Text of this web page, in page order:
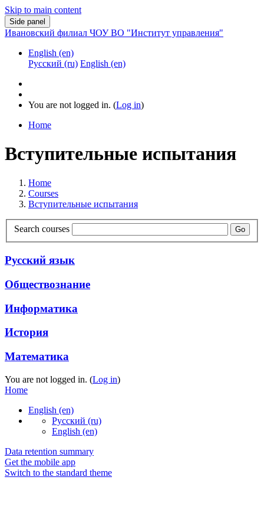
Skip to main content
Side panel
Ивановский филиал ЧОУ ВО "Институт управления"
English ‎(en)‎
Русский ‎(ru)‎ English ‎(en)‎
You are not logged in. (Log in)
Home
Вступительные испытания
Home
Courses
Вступительные испытания
Search courses Go
Русский язык
Обществознание
Информатика
История
Математика
You are not logged in. (Log in)
Home
English ‎(en)‎
Русский ‎(ru)‎
English ‎(en)‎
Data retention summary
Get the mobile app
Switch to the standard theme